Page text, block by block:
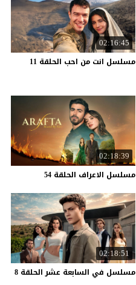
02:16:45
مسلسل انت من احب الحلقة 11
02:18:39
مسلسل الاعراف الحلقة 54
02:18:51
مسلسل في السابعة عشر الحلقة 8